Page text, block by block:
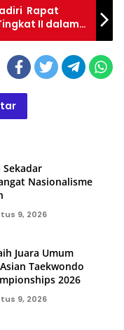
Rapat
II dalam
Mesuji TA.
Sekadar
Nasionalisme
9, 2026
Juara Umum
Taekwondo
2026
9, 2026